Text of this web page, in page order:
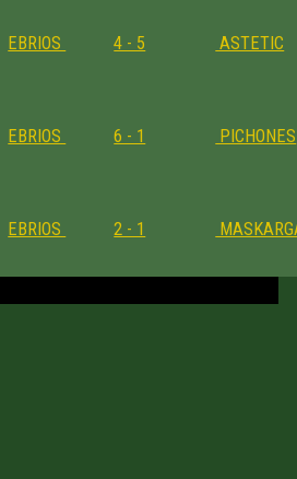
EBRIOS 4 - 5 ASTETIC
EBRIOS 6 - 1 PICHONES
EBRIOS 2 - 1